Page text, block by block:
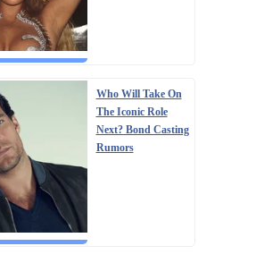
Who Will Take On
The Iconic Role
Next? Bond Casting
Rumors